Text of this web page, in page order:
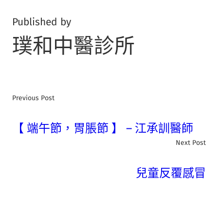
Published by
璞和中醫診所
Previous Post
【 端午節，胃脹節 】 – 江承訓醫師
Next Post
兒童反覆感冒